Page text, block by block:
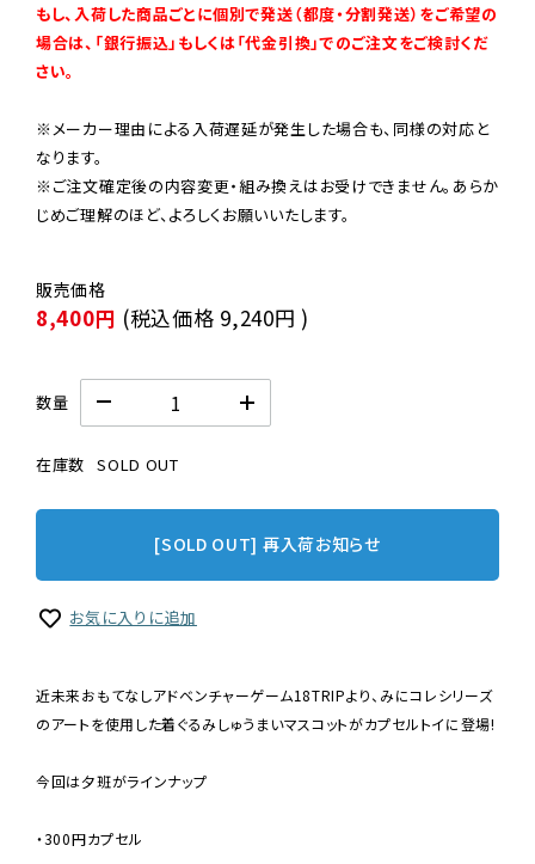
もし、入荷した商品ごとに個別で発送（都度・分割発送）をご希望の
場合は、「銀行振込」もしくは「代金引換」でのご注文をご検討くだ
さい。
※メーカー理由による入荷遅延が発生した場合も、同様の対応と
なります。
※ご注文確定後の内容変更・組み換えはお受けできません。あらか
じめご理解のほど、よろしくお願いいたします。
8,400円 (税込価格 9,240円 )
数量
在庫数 SOLD OUT
[SOLD OUT] 再入荷お知らせ
お気に入りに追加
近未来おもてなしアドベンチャーゲーム18TRIPより、みにコレシリーズ
のアートを使用した着ぐるみしゅうまいマスコットがカプセルトイに登場!
今回は夕班がラインナップ
・300円カプセル